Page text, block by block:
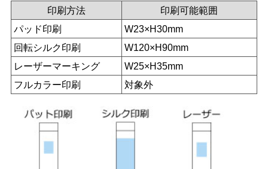
印刷方法
印刷可能範囲
パッド印刷
W23×H30mm
回転シルク印刷
W120×H90mm
レーザーマーキング
W25×H35mm
フルカラー印刷
対象外